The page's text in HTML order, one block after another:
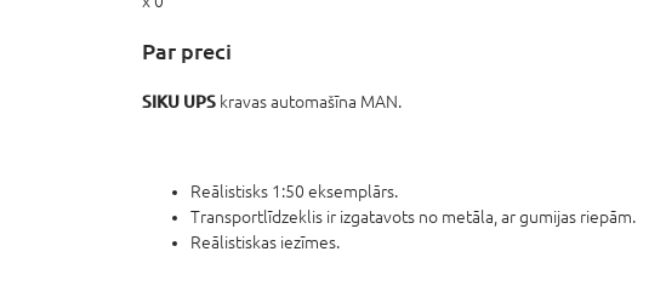
Par preci
SIKU UPS kravas automašīna MAN.
Reālistisks 1:50 eksemplārs.
Transportlīdzeklis ir izgatavots no metāla, ar gumijas riepām.
Reālistiskas iezīmes.